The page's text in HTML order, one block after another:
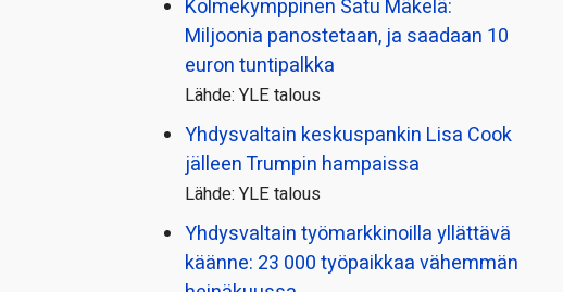
Kolmekymppinen Satu Mäkelä:
Miljoonia panostetaan, ja saadaan 10
euron tuntipalkka
Lähde: YLE talous
Yhdysvaltain keskuspankin Lisa Cook
jälleen Trumpin hampaissa
Lähde: YLE talous
Yhdysvaltain työmarkkinoilla yllättävä
käänne: 23 000 työpaikkaa vähemmän